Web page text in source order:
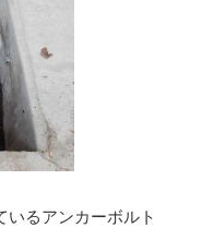
いるアンカーボルト